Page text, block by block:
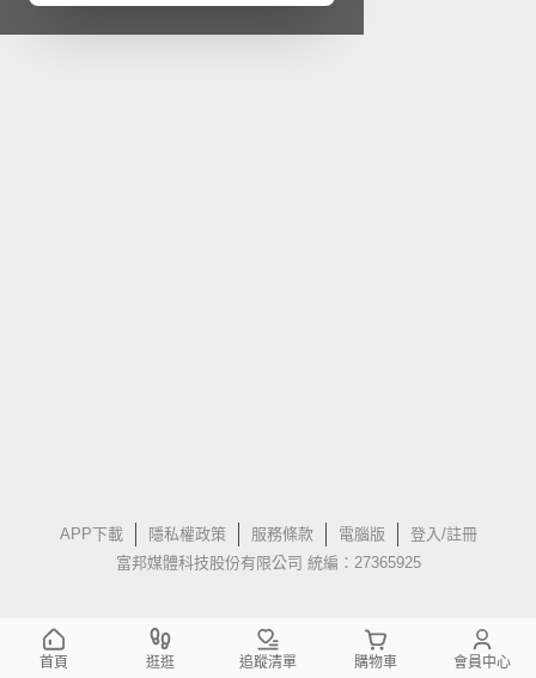
APP下載 隱私權政策 服務條款 電腦版
登入/註冊
富邦媒體科技股份有限公司 統編：27365925
首頁 逛逛 追蹤清單 購物車 會員中心